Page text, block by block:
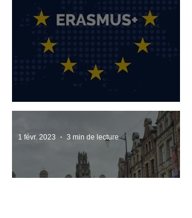
Vamos a viajar !!!
1 févr. 2023 3 min de lecture